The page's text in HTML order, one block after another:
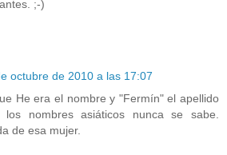
;-)
octubre de 2010 a las 17:07
He era el nombre y "Fermín" el apellido
nombres asiáticos nunca se sabe.
de esa mujer.